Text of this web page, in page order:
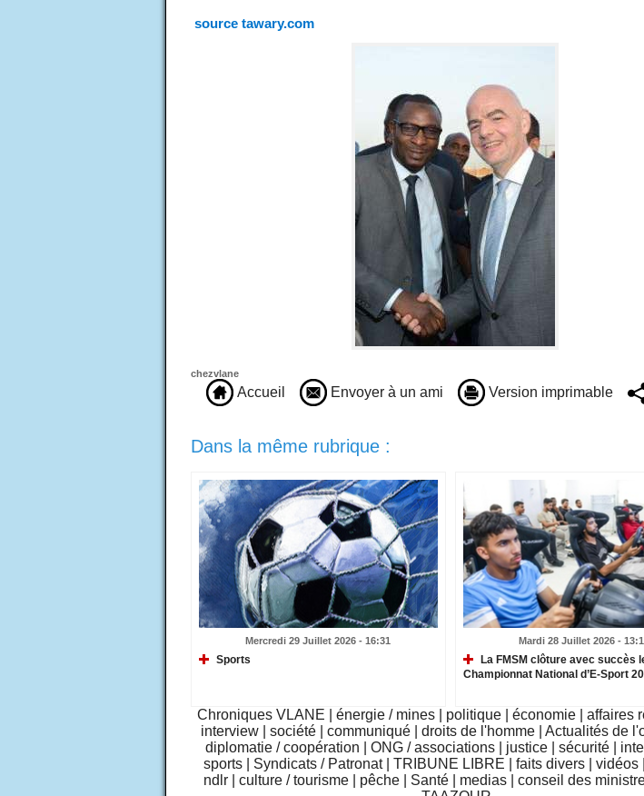
source tawary.com
chezvlane
Accueil Envoyer à un ami Version imprimable
Dans la même rubrique :
Mercredi 29 Juillet 2026 - 16:31
Sports
Mardi 28 Juillet 2026 -
La FMSM clôture avec succès
Championnat National d’E-Sport
Chroniques VLANE énergie / mines politique économie affaires
interview
société communiqué droits de l'homme Actualités de
diplomatie / coopération
ONG / associations justice sécurité
sports
Syndicats / Patronat TRIBUNE LIBRE faits divers vidéos
ndlr
culture / tourisme pêche Santé medias conseil des